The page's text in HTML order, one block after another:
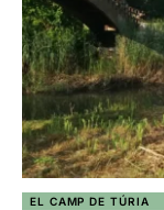
EL CAMP DE TÚRIA